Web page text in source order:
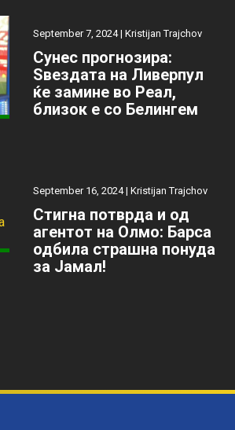
September 7, 2024 | Kristijan Trajchov
Сунес прогнозира:
Ѕвездата на Ливерпул
ќе замине во Реал,
близок е со Белингем
September 16, 2024 | Kristijan Trajchov
Стигна потврда и од
агентот на Олмо: Барса
одбила страшна понуда
за Јамал!